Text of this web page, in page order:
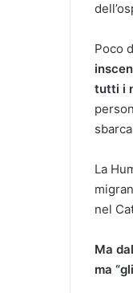
Poco
tutti i
La
nel
Ma
ma